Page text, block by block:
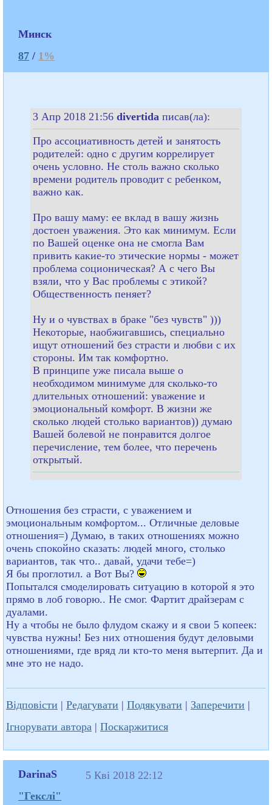
Минск
87 / 1%
3 Апр 2018 21:56 divertida писав(ла):
Про ассоциативность детей и занятость
родителей: одно с другим коррелирует
очень условно. Не столь важно сколько
времени родитель проводит с ребенком,
важно как.
Про вашу маму: ее вклад в вашу жизнь
достоен уважения. Это как минимум. Если
по Вашей оценке она не смогла Вам
привить какие-то этические нормы - может
проблема соционическая? А с чего Вы
взяли, что у Вас проблемы с этикой?
Общественность пеняет?
Ну и о чувствах в браке "без чувств" )))
Некоторые, наобжигавшись, специально
ищут отношений без страсти и любви с их
стороны. Им так комфортно.
В принципе уже писала выше о
необходимом минимуме для сколько-то
длительных отношений: уважение и
эмоциональный комфорт. В жизни же
сколько людей столько вариантов)) думаю
Вашей болевой не понравится долгое
перечисление, тем более, что перечень
открытый.
Отношения без страсти, с уважением и
эмоциональным комфортом... Отличные деловые
отношения=) Думаю, в таких отношениях можно
очень спокойно сказать: людей много, столько
вариантов, так что.. давай, удачи тебе=)
Я бы проглотил. а Вот Вы?
Попытался смоделировать ситуацию в которой я это
прямо в лоб говорю.. Не смог. Фартит драйзерам с
дуалами.
Ну а чтобы не было флудом скажу и я свои 5 копеек:
чувства нужны! Без них отношения будут деловыми
отношениями, где вряд ли кто-то меня вытерпит. Да и
мне это не надо.
Відповісти | Редагувати | Подякувати | Заперечити |
Ігнорувати автора | Поскаржитися
DarinaS
"Гекслі"
5 Кві 2018 22:12